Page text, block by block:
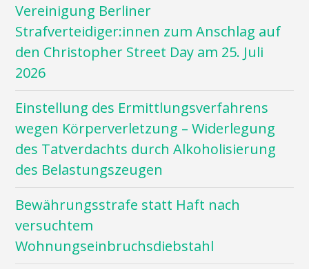
Vereinigung Berliner
Strafverteidiger:innen zum Anschlag auf
den Christopher Street Day am 25. Juli
2026
Einstellung des Ermittlungsverfahrens
wegen Körperverletzung – Widerlegung
des Tatverdachts durch Alkoholisierung
des Belastungszeugen
Bewährungsstrafe statt Haft nach
versuchtem
Wohnungseinbruchsdiebstahl